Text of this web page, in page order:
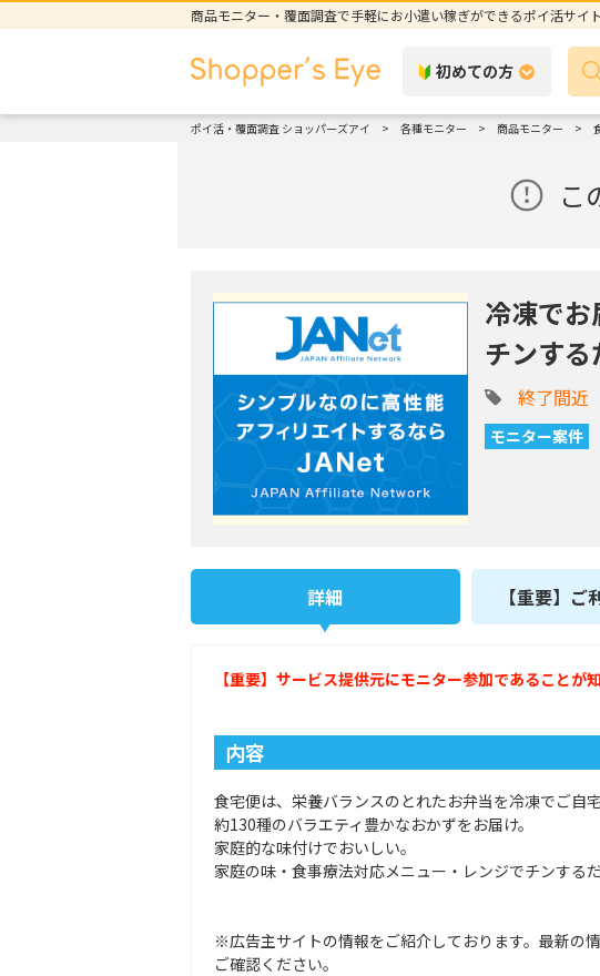
商品モニター・覆面調査で手軽にお小遣い稼ぎができるポイ活サイト
初めての方
ポイ活・覆面調査 ショッパーズアイ 各種モニター 商品モニター
こ
冷凍で
チンする
終了間近
モニター案件
詳細 【重要】
【重要】サービス提供元にモニター参加であること
内容
食宅便は、栄養バランスのとれたお弁当を冷凍でご自
約130種のバラエティ豊かなおかずをお届け。
家庭的な味付けでおいしい。
家庭の味・食事療法対応メニュー・レンジでチンする
※広告主サイトの情報をご紹介しております。最新の
ご確認ください。